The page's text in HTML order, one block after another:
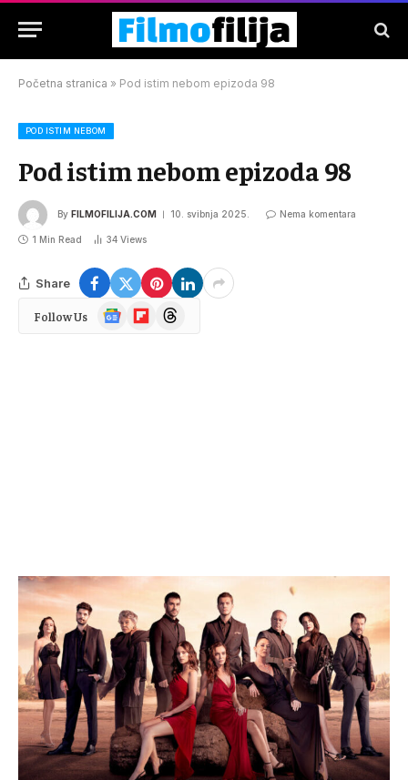
Početna stranica » Pod istim nebom epizoda 98
POD ISTIM NEBOM
Pod istim nebom epizoda 98
By FILMOFILIJA.COM 10. svibnja 2025. Nema komentara
1 Min Read 34 Views
Share
Follow Us
Google
News
FlipboardThreads